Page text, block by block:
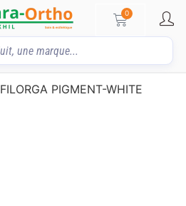
0
FILORGA PIGMENT-WHITE